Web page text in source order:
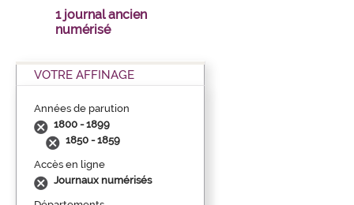
1 journal ancien
numérisé
VOTRE AFFINAGE
Années de parution
1800 - 1899
1850 - 1859
Accès en ligne
Journaux numérisés